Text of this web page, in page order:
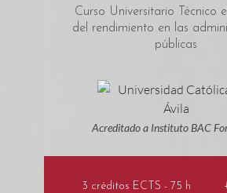
Curso Universitario Técnico
del rendimiento en las
públicas
Acreditado a Instituto BAC
3 créditos ECTS - 75 h